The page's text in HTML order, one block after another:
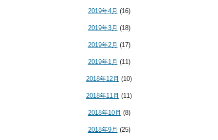
2019年4月 (16)
2019年3月 (18)
2019年2月 (17)
2019年1月 (11)
2018年12月 (10)
2018年11月 (11)
2018年10月 (8)
2018年9月 (25)